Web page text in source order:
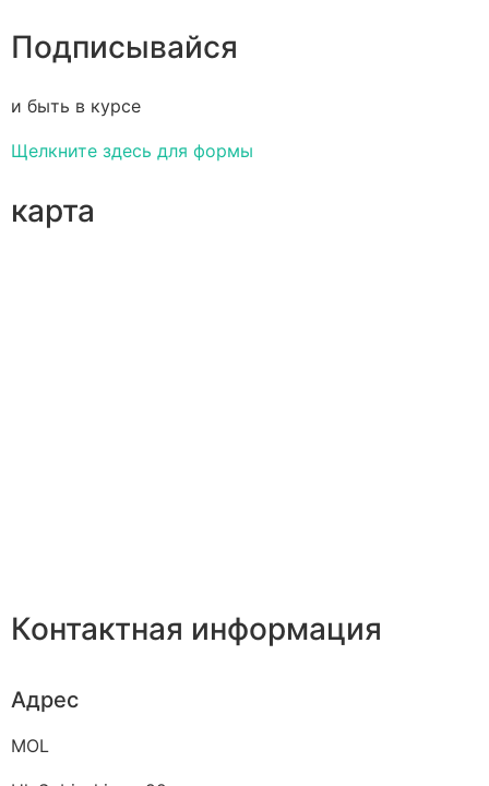
Подписывайся
и быть в курсе
Щелкните здесь для формы
карта
Контактная информация
Адрес
MOL